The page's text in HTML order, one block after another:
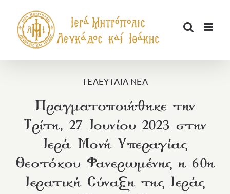
περιεχόμενο
ΤΕΛΕΥΤΑΙΑ ΝΕΑ
Πραγματοποιήθηκε την
Τρίτη, 27 Ιουνίου 2023 στην
Ιερά Μονή Υπεραγίας
Θεοτόκου Φανερωμένης η 60η
Ιερατική Σύναξη της Ιεράς